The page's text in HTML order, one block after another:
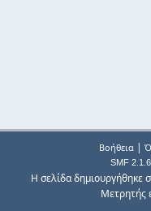
Βοήθεια|
SMF
Η σελίδα δημιουργήθηκε
Μετρητής